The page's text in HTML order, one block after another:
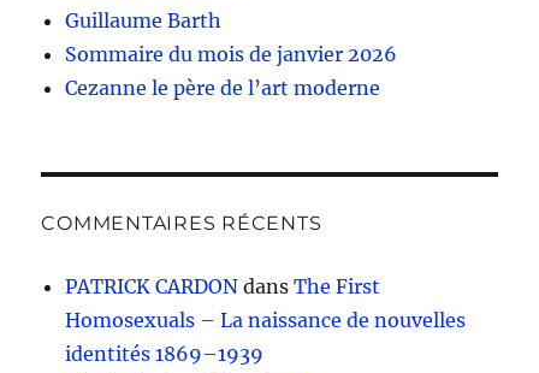
Guillaume Barth
Sommaire du mois de janvier 2026
Cezanne le père de l’art moderne
COMMENTAIRES RÉCENTS
PATRICK CARDON dansThe First
Homosexuals – La naissance de nouvelles
identités 1869–1939